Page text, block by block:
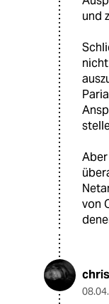
und
von